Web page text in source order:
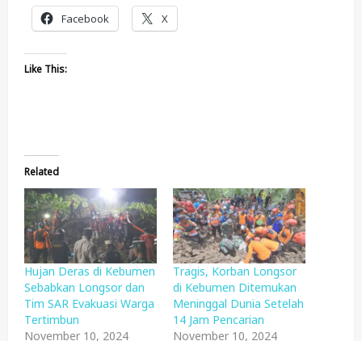
Facebook X
Like This:
Related
Hujan Deras di Kebumen
Sebabkan Longsor dan
Tim SAR Evakuasi Warga
Tertimbun
November 10, 2024
Tragis, Korban Longsor
di Kebumen Ditemukan
Meninggal Dunia Setelah
14 Jam Pencarian
November 10, 2024